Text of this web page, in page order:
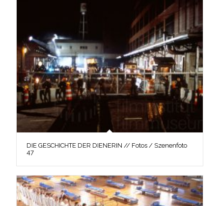
DIE GESCHICHTE DER DIENERIN // Fotos / Szenenfoto
47